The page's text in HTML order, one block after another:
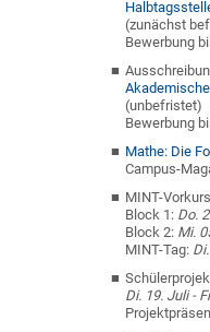
(zunächst
Bewerbung
(unbefristet)
Bewerbung
Mathe: Die
Campus-
MINT-
Block 1: Do.
Block 2: Mi.
MINT-Tag:
Di. 19. Juli -